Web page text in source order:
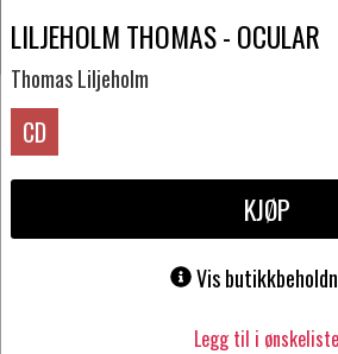
LILJEHOLM THOMAS - OCULAR
Thomas Liljeholm
CD
KJØP
Vis
Legg til i ønskeliste